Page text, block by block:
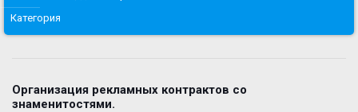
Категория
Организация рекламных контрактов со
знаменитостями.